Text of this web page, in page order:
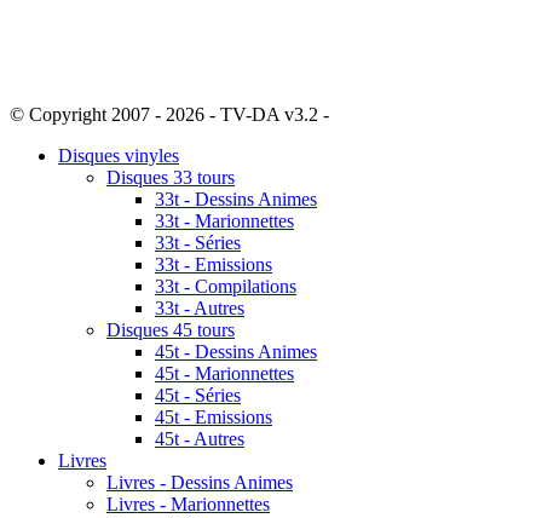
© Copyright 2007 - 2026 - TV-DA v3.2 -
Disques vinyles
Disques 33 tours
33t - Dessins Animes
33t - Marionnettes
33t - Séries
33t - Emissions
33t - Compilations
33t - Autres
Disques 45 tours
45t - Dessins Animes
45t - Marionnettes
45t - Séries
45t - Emissions
45t - Autres
Livres
Livres - Dessins Animes
Livres - Marionnettes